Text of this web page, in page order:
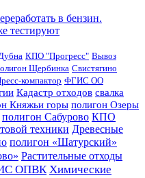
в бензин.
тестируют
КПО "Прогресс" Вывоз
Щербинка Свистягино
компактор ФГИС ОО
Кадастр отходов свалка
Княжьи горы полигон Озеры
полигон Сабурово КПО
техники Древесные
полигон «Шатурский»
Растительные отходы
ОПВК Химические